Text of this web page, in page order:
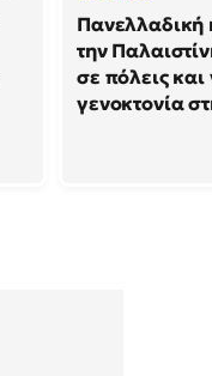
Πανελλαδική
την
σε πόλεις και
γενοκτονία